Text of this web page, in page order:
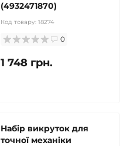
(4932471870)
Код товару: 18274
0
1 748 грн.
Набір викруток для
точної механіки